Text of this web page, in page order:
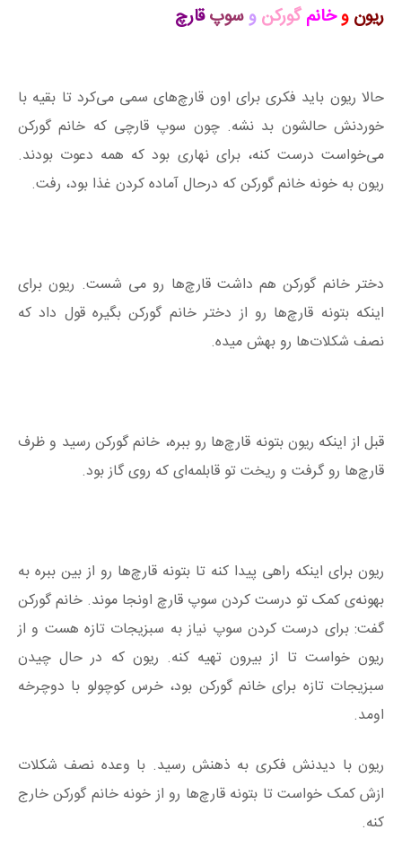
ریونوخانمگورکنوسوپقارچ
حالا ریون باید فکری برای اون قارچ‌های سمی می‌کرد تا بقیه با
خوردنش حالشون بد نشه. چون سوپ قارچی که خانم گورکن
می‌خواست درست کنه، برای نهاری بود که همه دعوت بودند.
ریون به خونه خانم گورکن که درحال آماده کردن غذا بود، رفت.
دختر خانم گورکن هم داشت قارچ‌ها رو می شست. ریون برای
اینکه بتونه قارچ‌ها رو از دختر خانم گورکن بگیره قول داد که
نصف شکلات‌ها رو بهش میده.
قبل از اینکه ریون بتونه قارچ‌ها رو ببره، خانم گورکن رسید و ظرف
قارچ‌ها رو گرفت و ریخت تو قابلمه‌ای که روی گاز بود.
ریون برای اینکه راهی پیدا کنه تا بتونه قارچ‌ها رو از بین ببره به
بهونه‌ی کمک تو درست کردن سوپ قارچ اونجا موند. خانم گورکن
گفت: برای درست کردن سوپ نیاز به سبزیجات تازه هست و از
ریون خواست تا از بیرون تهیه کنه. ریون که در حال چیدن
سبزیجات تازه برای خانم گورکن بود، خرس کوچولو با دوچرخه‌
اومد.
ریون با دیدنش فکری به ذهنش رسید. با وعده نصف شکلات
ازش کمک خواست تا بتونه قارچ‌ها رو از خونه خانم گورکن خارج
کنه.